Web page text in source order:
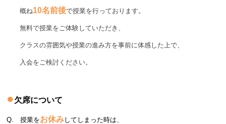
次回も綾瀬教室で対策をして、全力で結果を出しましょう！
概ね10名前後で授業を行っております 。
無料で授業をご体験していただき、
クラスの雰囲気や授業の進み方を事前に体感した上で、
入会をご検討ください。
●欠席について
Q. 授業をお休みしてしまった時は、